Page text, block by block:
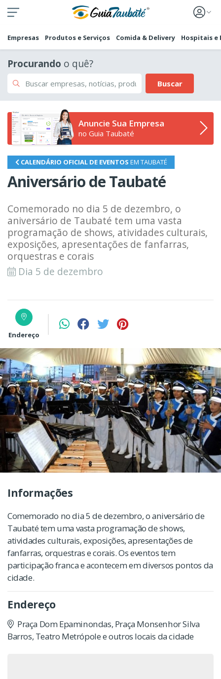
Empresas Produtos e Serviços Comida & Delivery Hospitais e
Procurando o quê?
Buscar
Anuncie Sua Empresa
no Guia Taubaté
CALENDÁRIO OFICIAL DE EVENTOS EM TAUBATÉ
Aniversário de Taubaté
Comemorado no dia 5 de dezembro, o
aniversário de Taubaté tem uma vasta
programação de shows, atividades culturais,
exposições, apresentações de fanfarras,
orquestras e corais
Dia 5 de dezembro
Endereço
Informações
Comemorado no dia 5 de dezembro, o aniversário de
Taubaté tem uma vasta programação de shows,
atividades culturais, exposições, apresentações de
fanfarras, orquestras e corais. Os eventos tem
participação franca e acontecem em diversos pontos da
cidade.
Endereço
Praça Dom Epaminondas, Praça Monsenhor Silva
Barros, Teatro Metrópole e outros locais da cidade